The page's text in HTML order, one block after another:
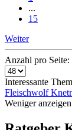
...
15
Weiter
Anzahl pro Seite:
Interessante
Fleischwolf
Weniger anzeigen